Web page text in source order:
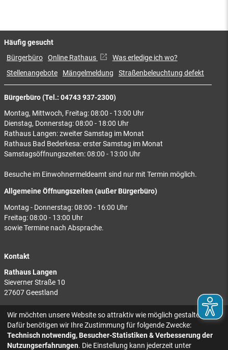
Bürgerbüro (Tel.: 04743 937-2300)
Montag, Mittwoch, Freitag: 08:00 - 13:00 Uhr
Dienstag, Donnerstag: 08:00 - 18:00 Uhr
Rathaus Langen: zweiter Samstag im Monat
Rathaus Bad Bederkesa: erster Samstag im Monat
Samstagsöffnungszeiten: 08:00 - 13:00 Uhr
Besuche im Einwohnermeldeamt sind nur mit Termin möglich.
Allgemeine Öffnungszeiten (außer Bürgerbüro)
Montag - Donnerstag: 08:00 - 16:00 Uhr
Freitag: 08:00 - 13:00 Uhr
sowie Termine nach Absprache.
Kontakt
Rathaus Langen
Sieverner Straße 10
27607 Geestland
Rathaus Bad Bederkesa
Am Markt 8
27624 Geestland
Häufig gesucht
Bürgerbüro Online Rathaus
Was erledige ich wo?
Stellenangebote
Mängelmeldung Straßenbeleuchtung defekt
Wir möchten unsere Website so attraktiv wie möglich gestalten.
Dafür benötigen wir Ihre Zustimmung für folgende Zwecke:
Technisch notwendig, Besucher-Statistiken & Verbesserung der
Nutzungserfahrungen. Die Einstellung kann jederzeit unter